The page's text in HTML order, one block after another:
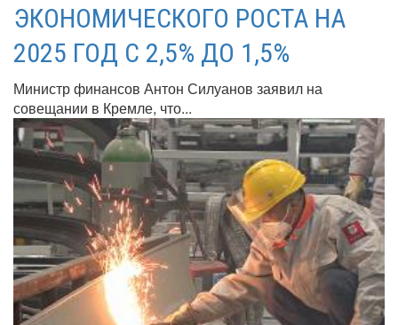
ЭКОНОМИЧЕСКОГО РОСТА НА
2025 ГОД С 2,5% ДО 1,5%
Министр финансов Антон Силуанов заявил на
совещании в Кремле, что...